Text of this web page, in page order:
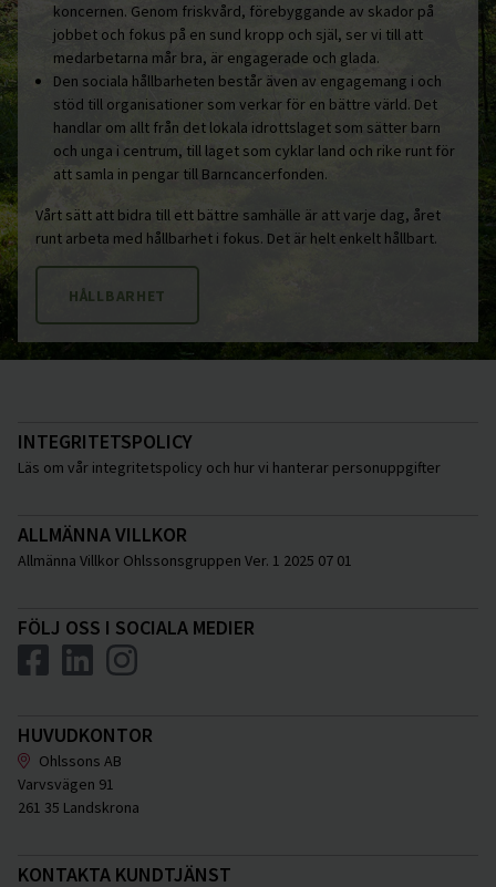
koncernen. Genom friskvård, förebyggande av skador på
jobbet och fokus på en sund kropp och själ, ser vi till att
medarbetarna mår bra, är engagerade och glada.
Den sociala hållbarheten består även av engagemang i och
stöd till organisationer som verkar för en bättre värld. Det
handlar om allt från det lokala idrottslaget som sätter barn
och unga i centrum, till laget som cyklar land och rike runt för
att samla in pengar till Barncancerfonden.
Vårt sätt att bidra till ett bättre samhälle är att varje dag, året
runt arbeta med hållbarhet i fokus. Det är helt enkelt hållbart.
HÅLLBARHET
INTEGRITETSPOLICY
Läs om vår integritetspolicy och hur vi hanterar personuppgifter
ALLMÄNNA VILLKOR
Allmänna Villkor Ohlssonsgruppen Ver. 1 2025 07 01
FÖLJ OSS I SOCIALA MEDIER
HUVUDKONTOR
Ohlssons AB
Varvsvägen 91
261 35 Landskrona
KONTAKTA KUNDTJÄNST